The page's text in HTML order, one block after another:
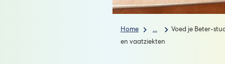
Home ...
Voed je Beter-
en vaatziekten